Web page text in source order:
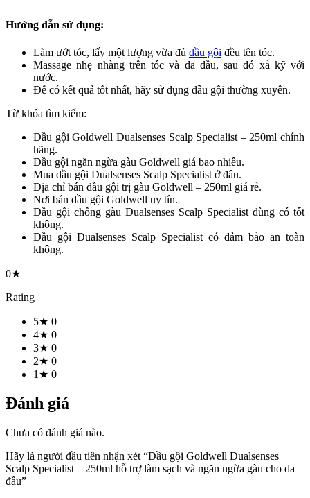
Hướng dẫn sử dụng:
Làm ướt tóc, lấy một lượng vừa đủ dầu gội đều tên tóc.
Massage nhẹ nhàng trên tóc và da đầu, sau đó xả kỹ với
nước.
Để có kết quả tốt nhất, hãy sử dụng dầu gội thường xuyên.
Từ khóa tìm kiếm:
Dầu gội Goldwell Dualsenses Scalp Specialist – 250ml chính
hãng.
Dầu gội ngăn ngừa gàu Goldwell giá bao nhiêu.
Mua dầu gội Dualsenses Scalp Specialist ở đâu.
Địa chỉ bán dầu gội trị gàu Goldwell – 250ml giá rẻ.
Nơi bán dầu gội Goldwell uy tín.
Dầu gội chống gàu Dualsenses Scalp Specialist dùng có tốt
không.
Dầu gội Dualsenses Scalp Specialist có đảm bảo an toàn
không.
0★
Rating
5★ 0
4★ 0
3★ 0
2★ 0
1★ 0
Đánh giá
Chưa có đánh giá nào.
Hãy là người đầu tiên nhận xét “Dầu gội Goldwell Dualsenses
Scalp Specialist – 250ml hỗ trợ làm sạch và ngăn ngừa gàu cho da
đầu”